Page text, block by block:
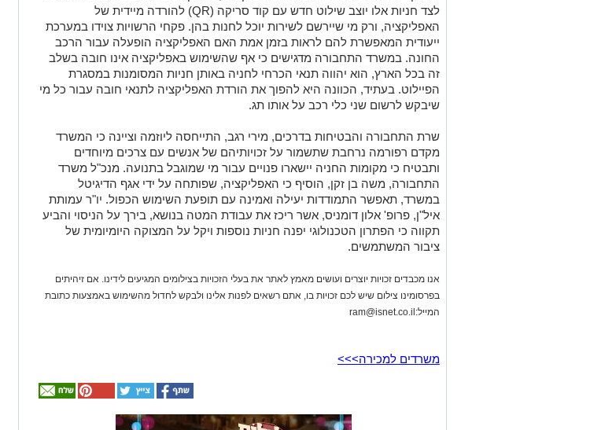
לצד חניות אלו יוצב שילוט חדש עם קוד סריקה (QR) להורדה מיידית של
האפליקציה, ורק מי שיירשם לשירות יוכל לחנות בהן. פקחי הרשויות צוידו במערכת
ייעודית המאפשרת להם לראות בזמן אמת האם האפליקציה הופעלה עבור הרכב
החונה. במשרד התחבורה מדגישים כי אף שהשימוש באפליקציה אינו חובה בשלב
זה בכל הארץ, הוא יהווה תנאי הכרחי לחניה באותן חניות המסומנות במסגרת
הפיילוט. בעתיד, הכוונה היא להפוך את הורדת האפליקציה לתנאי חובה עבור כל מי
שיבקש לרשום שני כלי רכב על אותו תג.
שרת התחבורה והבטיחות בדרכים, מירי רגב, התייחסה ליוזמה וציינה כי המשרד
מקדם רפורמה נרחבת שתשמור על זכויותיהם של אנשים עם צרכים מיוחדים
ותבטיח כי מקומות החניה יישארו פנויים עבור מי שמוגבל בתנועה. מנכ"ל משרד
התחבורה, משה בן זקן, הוסיף כי האפליקציה, שפותחה על ידי אגף הדיגיטל
במשרד, תאפשר התמודדות יעילה ואמינה עם תופעת השימוש הכפול. יו"ר עמותת
איל"ן, פרופ' אלון דומניס, אשר ריכז את עבודת המטה בנושא, בירך על הניסוי והביע
תקווה כי הפתרון הטכנולוגי יפנה חניות נוספות ויקל על המצוקה היומיומית של
ציבור המשתמשים.
אנו מכבדים זכויות יוצרים ועושים מאמץ לאתר את בעלי הזכויות בצילומים המגיעים לידינו. אם זיהיתים
בפרסומינו צילום שיש לכם זכויות בו, אתם רשאים לפנות אלינו ולבקש לחדול מהשימוש באמצעות כתובת
המייל:ram@isnet.co.il
משרדים למכירה>>>